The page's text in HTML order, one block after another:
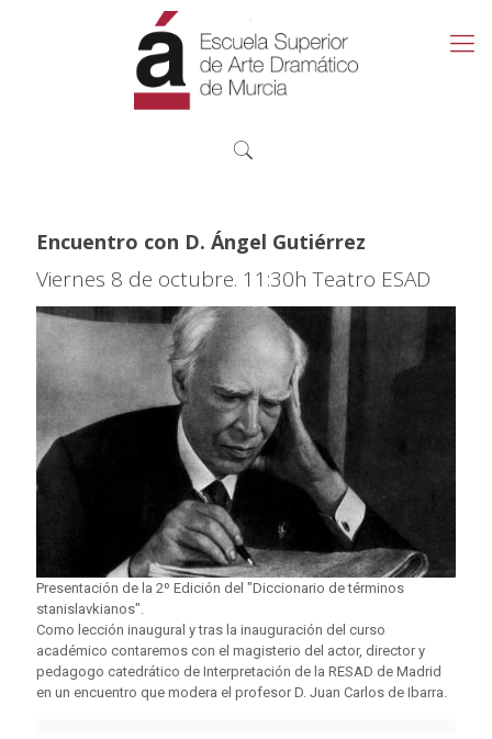
Encuentro con D. Ángel Gutiérrez
Viernes 8 de octubre. 11:30h Teatro ESAD
Presentación de la 2º Edición del "Diccionario de términos
stanislavkianos".
Como lección inaugural y tras la inauguración del curso
académico contaremos con el magisterio del actor, director y
pedagogo catedrático de Interpretación de la RESAD de Madrid
en un encuentro que modera el profesor D. Juan Carlos de Ibarra.